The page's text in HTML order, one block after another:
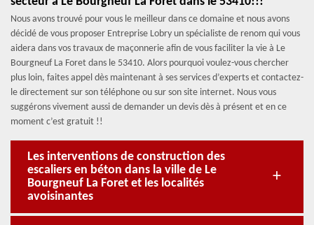
Nous avons trouvé pour vous le meilleur dans ce domaine et nous avons
décidé de vous proposer Entreprise Lobry un spécialiste de renom qui vous
aidera dans vos travaux de maçonnerie afin de vous faciliter la vie à Le
Bourgneuf La Foret dans le 53410. Alors pourquoi voulez-vous chercher
plus loin, faites appel dès maintenant à ses services d’experts et contactez-
le directement sur son téléphone ou sur son site internet. Nous vous
suggérons vivement aussi de demander un devis dès à présent et en ce
moment c’est gratuit !!
Les interventions de construction des
escaliers en béton dans la ville de Le
Bourgneuf La Foret et les localités
avoisinantes